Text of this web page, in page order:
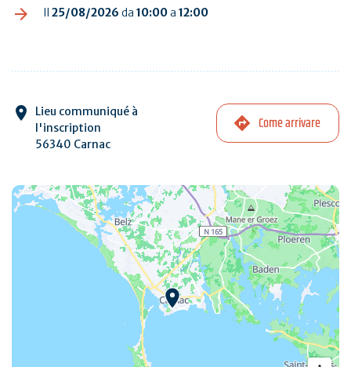
Il 25/08/2026 da 10:00a 12:00
Lieu communiqué à
l'inscription
56340 Carnac
Come arrivare